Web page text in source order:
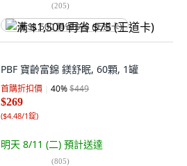
(205)
满 $1,500 再省 $75 (王道卡)
PBF 寶齡富錦 鎂舒眠, 60顆, 1罐
首購折扣價 40%$449
$269
($4.48/1錠)
明天 8/11 (二) 預計送達
(805)